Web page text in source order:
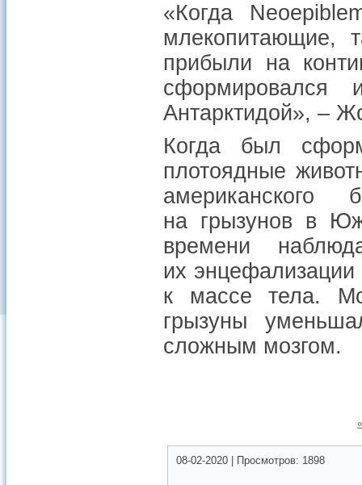
«Когда
млекопитающие,
прибыли на
Антарктидой», –
Когда был
плотоядные
американского
на грызунов в
времени
их
к массе тела.
грызуны
сложным мозгом.
08-02-2020 Просмотров: 1898